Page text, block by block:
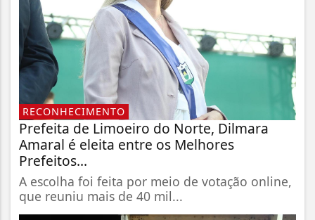
RECONHECIMENTO
Prefeita de Limoeiro do Norte, Dilmara
Amaral é eleita entre os Melhores
Prefeitos...
A escolha foi feita por meio de votação online,
que reuniu mais de 40 mil...